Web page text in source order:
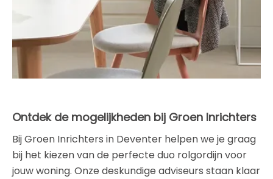
Ontdek de mogelijkheden bij Groen Inrichters
Bij Groen Inrichters in Deventer helpen we je graag
bij het kiezen van de perfecte duo rolgordijn voor
jouw woning. Onze deskundige adviseurs staan klaar